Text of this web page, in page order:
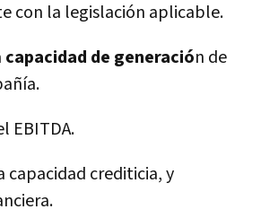
con la legislación aplicable.
capacidad de generación de
EBITDA.
capacidad crediticia, y